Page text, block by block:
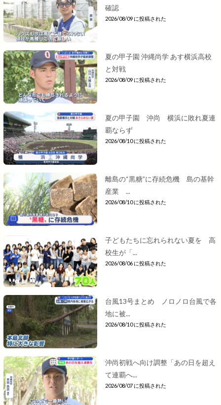
確認
2026/08/09 に投稿された
夏の甲子園 沖縄尚学 あす横浜高校
と対戦
2026/08/09 に投稿された
夏の甲子園 沖尚 横浜に敗れ夏連
覇ならず
2026/08/10 に投稿された
離島の“黒糖”に存続危機 島の基幹
産業 ...
2026/08/10 に投稿された
子どもたちに忘れられない夏を 高
校生が「...
2026/08/06 に投稿された
台風13号まとめ ノロノロ台風で各
地に被...
2026/08/10 に投稿された
沖尚初戦へ向け調整「あの日を超え
て連覇へ...
2026/08/07 に投稿された